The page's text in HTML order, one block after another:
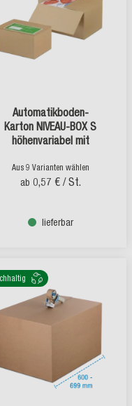
Automatikboden-
Karton NIVEAU-BOX S
höhenvariabel mit
Aus 9 Varianten wählen
ab 0,57 € / St.
lieferbar